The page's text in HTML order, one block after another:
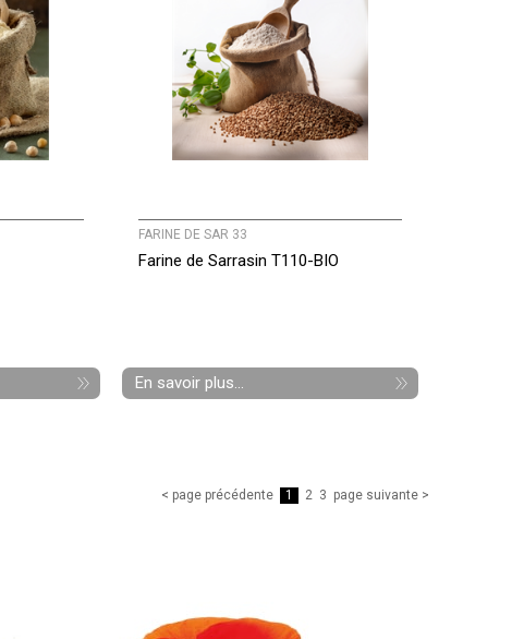
FARINE DE SAR 33
Farine de Sarrasin T110-BIO
En savoir plus...
< page précédente 1 2 3 page suivante >